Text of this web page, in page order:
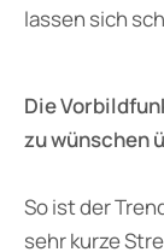
lassen sich
Die
zu wünschen
So ist der
sehr kurze